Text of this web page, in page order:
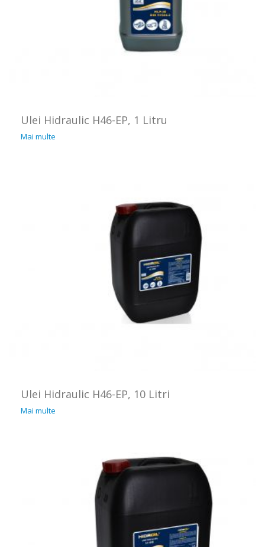
Ulei Hidraulic H46-EP, 1 Litru
Mai multe
Ulei Hidraulic H46-EP, 10 Litri
Mai multe